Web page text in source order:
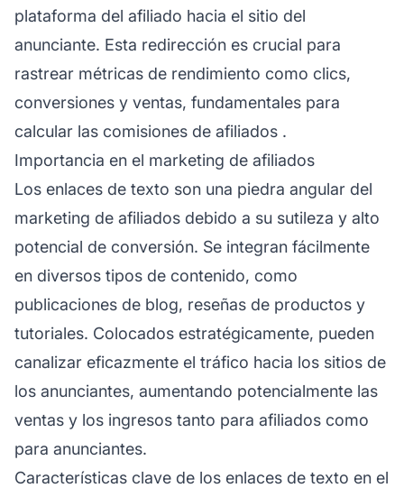
plataforma del afiliado hacia el sitio del
anunciante. Esta redirección es crucial para
rastrear métricas de rendimiento como clics,
conversiones y ventas, fundamentales para
calcular las comisiones de afiliados .
Importancia en el marketing de afiliados
Los enlaces de texto son una piedra angular del
marketing de afiliados debido a su sutileza y alto
potencial de conversión. Se integran fácilmente
en diversos tipos de contenido, como
publicaciones de blog, reseñas de productos y
tutoriales. Colocados estratégicamente, pueden
canalizar eficazmente el tráfico hacia los sitios de
los anunciantes, aumentando potencialmente las
ventas y los ingresos tanto para afiliados como
para anunciantes.
Características clave de los enlaces de texto en el